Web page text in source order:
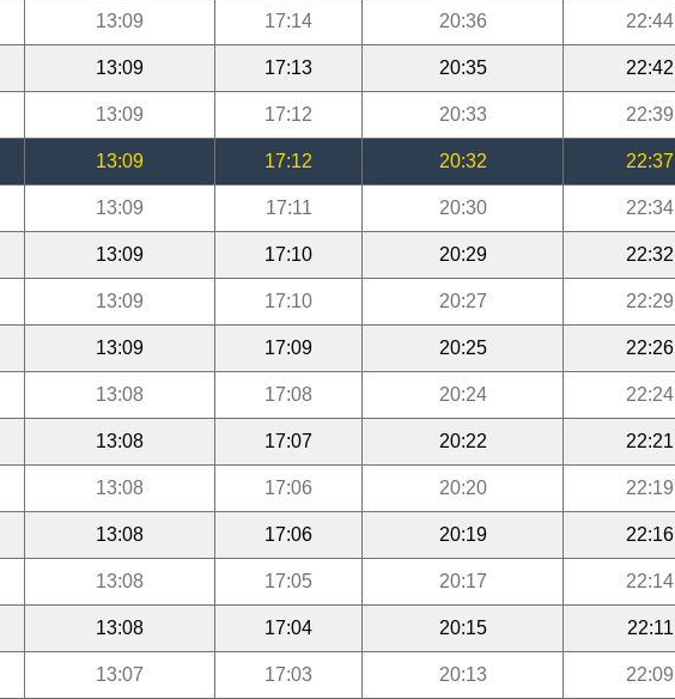
13:09 17:14 20:36 22:44
13:09 17:13 20:35 22:42
13:09 17:12 20:33 22:39
13:09 17:12 20:32 22:37
13:09 17:11 20:30 22:34
13:09 17:10 20:29 22:32
13:09 17:10 20:27 22:29
13:09 17:09 20:25 22:26
13:08 17:08 20:24 22:24
13:08 17:07 20:22 22:21
13:08 17:06 20:20 22:19
13:08 17:06 20:19 22:16
13:08 17:05 20:17 22:14
13:08 17:04 20:15 22:11
13:07 17:03 20:13 22:09